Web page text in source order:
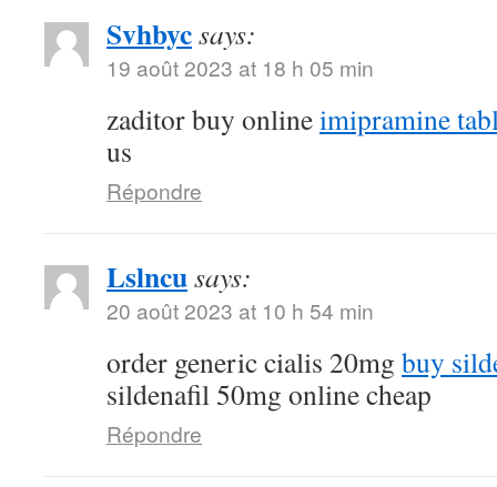
Svhbycsays:
19 août 2023 at 18 h 05 min
zaditor buy onlineimipramine
us
Répondre
Lslncusays:
20 août 2023 at 10 h 54 min
order generic cialis 20mg buy
sildenafil 50mg online cheap
Répondre